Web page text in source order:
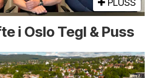
PLUSS
i Oslo Tegl & Puss